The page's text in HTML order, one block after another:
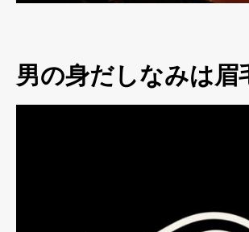
男の身だしなみは眉